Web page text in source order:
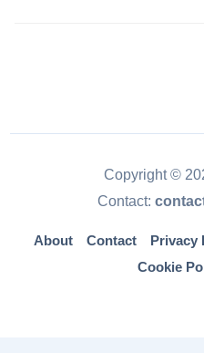
Copyright ©
Contact:
About Contact Privacy
Cookie